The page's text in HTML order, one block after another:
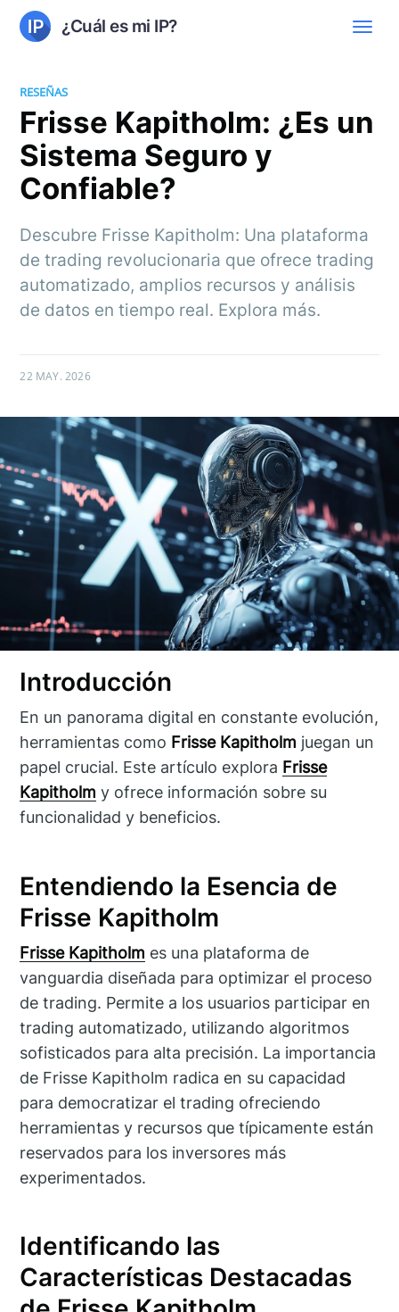
¿Cuál es mi IP?
RESEÑAS
Frisse Kapitholm: ¿Es un
Sistema Seguro y
Confiable?
Descubre Frisse Kapitholm: Una plataforma
de trading revolucionaria que ofrece trading
automatizado, amplios recursos y análisis
de datos en tiempo real. Explora más.
22 MAY. 2026
Introducción
En un panorama digital en constante evolución,
herramientas como Frisse Kapitholm juegan un
papel crucial. Este artículo explora Frisse
Kapitholm y ofrece información sobre su
funcionalidad y beneficios.
Entendiendo la Esencia de
Frisse Kapitholm
Frisse Kapitholm es una plataforma de
vanguardia diseñada para optimizar el proceso
de trading. Permite a los usuarios participar en
trading automatizado, utilizando algoritmos
sofisticados para alta precisión. La importancia
de Frisse Kapitholm radica en su capacidad
para democratizar el trading ofreciendo
herramientas y recursos que típicamente están
reservados para los inversores más
experimentados.
Identificando las
Características Destacadas